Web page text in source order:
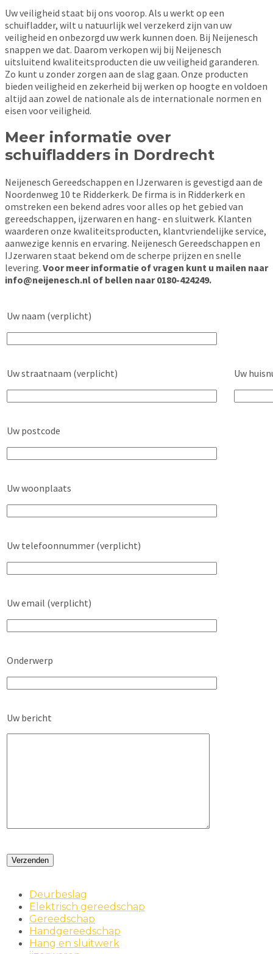
Uw veiligheid staat bij ons voorop. Als u werkt op een
schuifladder, wilt u natuurlijk wel verzekerd zijn van uw
veiligheid en onbezorgd uw werk kunnen doen. Bij Neijenesch
snappen we dat. Daarom verkopen wij bij Neijenesch
uitsluitend kwaliteitsproducten die uw veiligheid garanderen.
Zo kunt u zonder zorgen aan de slag gaan. Onze producten
bieden veiligheid en zekerheid bij werken op hoogte en voldoen
altijd aan zowel de nationale als de internationale normen en
eisen voor veiligheid.
Meer informatie over
schuifladders in Dordrecht
Neijenesch Gereedschappen en IJzerwaren is gevestigd aan de
Noordenweg 10 te Ridderkerk. De firma is in Ridderkerk en
omstreken een bekend adres voor alles op het gebied van
gereedschappen, ijzerwaren en hang- en sluitwerk. Klanten
waarderen onze kwaliteitsproducten, klantvriendelijke service,
aanwezige kennis en ervaring. Neijenesch Gereedschappen en
IJzerwaren staat bekend om de scherpe prijzen en snelle
levering. Voor meer informatie of vragen kunt u mailen naar
info@neijenesch.nl of bellen naar 0180-424249.
Uw naam (verplicht)
Uw straatnaam (verplicht) Uw
Uw postcode
Uw woonplaats
Uw telefoonnummer (verplicht)
Uw email (verplicht)
Onderwerp
Uw bericht
Deurbeslag
Elektrisch gereedschap
Gereedschap
Handgereedschap
Hang en sluitwerk